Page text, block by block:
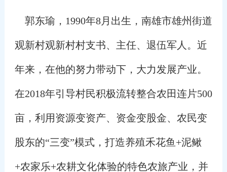
郭东瑜，1990年8月出生，南雄市雄州街道
观新村观新村村支书、主任、退伍军人。近
年来，在他的努力带动下，大力发展产业。
在2018年引导村民积极流转整合农田连片500
亩，利用资源变资产、资金变股金、农民变
股东的“三变”模式，打造养殖禾花鱼+泥鳅
+农家乐+农耕文化体验的特色农旅产业，并